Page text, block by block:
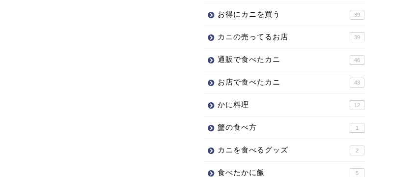
お得にカニを買う 39
カニの売ってるお店 39
通販で食べたカニ 46
お店で食べたカニ 43
かに料理 12
蟹の食べ方 1
カニを食べるグッズ 2
食べたかに飯 5